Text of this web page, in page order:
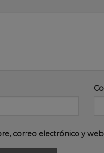
correo electrónico y